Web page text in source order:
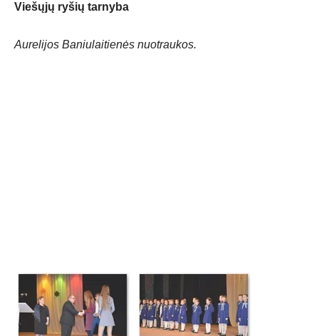
Viešųjų ryšių tarnyba
Aurelijos Baniulaitienės nuotraukos.